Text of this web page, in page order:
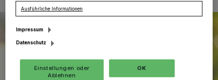
Ausführliche Informationen
Impressum
Datenschutz
Einstellungen oder
Ablehnen
OK